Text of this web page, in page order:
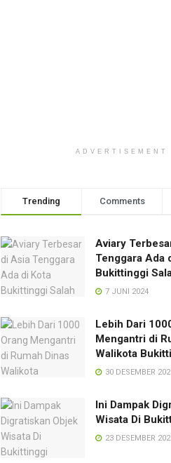
ADVERTISEMENT
Trending Comments
Aviary
Tenggara Ada
Bukittinggi
7 JUNI 2024
Lebih Dari
Mengantri di
Walikota
30 DESEMBER
Ini Dampak
Wisata Di
23 DESEMBER